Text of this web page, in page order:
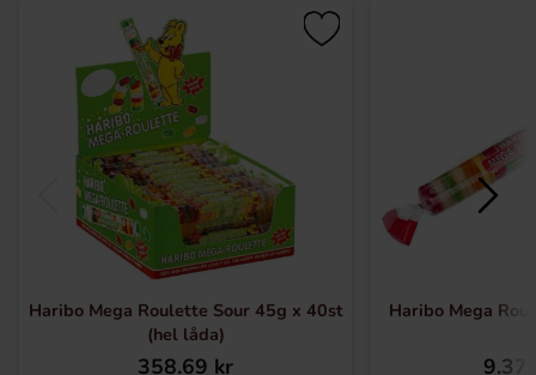
Haribo Mega Roulette Sour 45g x 40st
(hel låda)
358.69 kr
Haribo Mega
9.37